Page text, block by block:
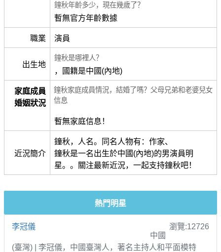
鐘秋年齡多少，現在幾歲了？
暫無官方年齡數據
職業 演員
出生地
鐘秋是哪裡人？
，國籍是中國(內地)
家庭成員
婚姻狀況
鐘秋家庭成員情況，結婚了嗎？父母兄弟和老婆兒女
信息
暫無家庭信息！
近況簡介
鐘秋，人名。同名人物有：作家、
鐘秋是一名出生於中國(內地)的男演員明
星。。關注最新近況，一起支持鐘秋吧！
熱門明星
李冠儀
瀏覽:12726
中國
(臺灣) | 李冠儀，中國臺灣人，著名主持人和平面模特